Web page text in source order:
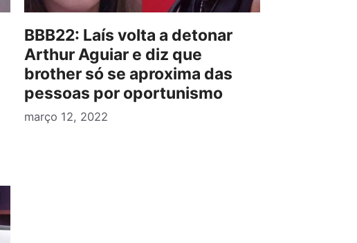
BBB22: Laís volta a detonar
Arthur Aguiar e diz que
brother só se aproxima das
pessoas por oportunismo
março 12, 2022